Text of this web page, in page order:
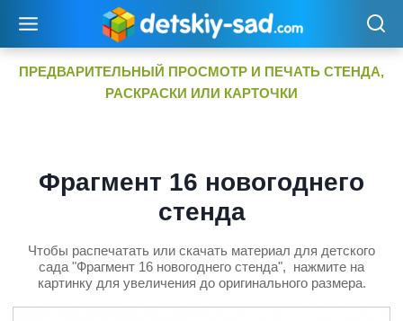
содержимому
ПРЕДВАРИТЕЛЬНЫЙ ПРОСМОТР И ПЕЧАТЬ СТЕНДА,
РАСКРАСКИ ИЛИ КАРТОЧКИ
Фрагмент 16 новогоднего
стенда
Чтобы распечатать или скачать материал для детского
сада "Фрагмент 16 новогоднего стенда", нажмите на
картинку для увеличения до оригинального размера.